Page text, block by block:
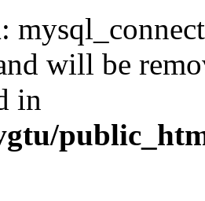
:
will be
in